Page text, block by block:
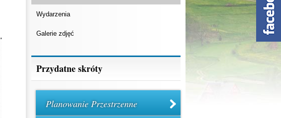
Wydarzenia
Galerie zdjęć
Przydatne skróty
Planowanie Przestrzenne